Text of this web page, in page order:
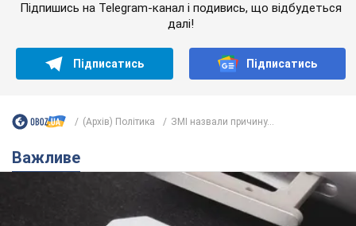
Підпишись на Telegram-канал і подивись, що відбудеться
далі!
Підписатись Підписатись
(Архів) Політика ЗМІ назвали причину...
Важливе